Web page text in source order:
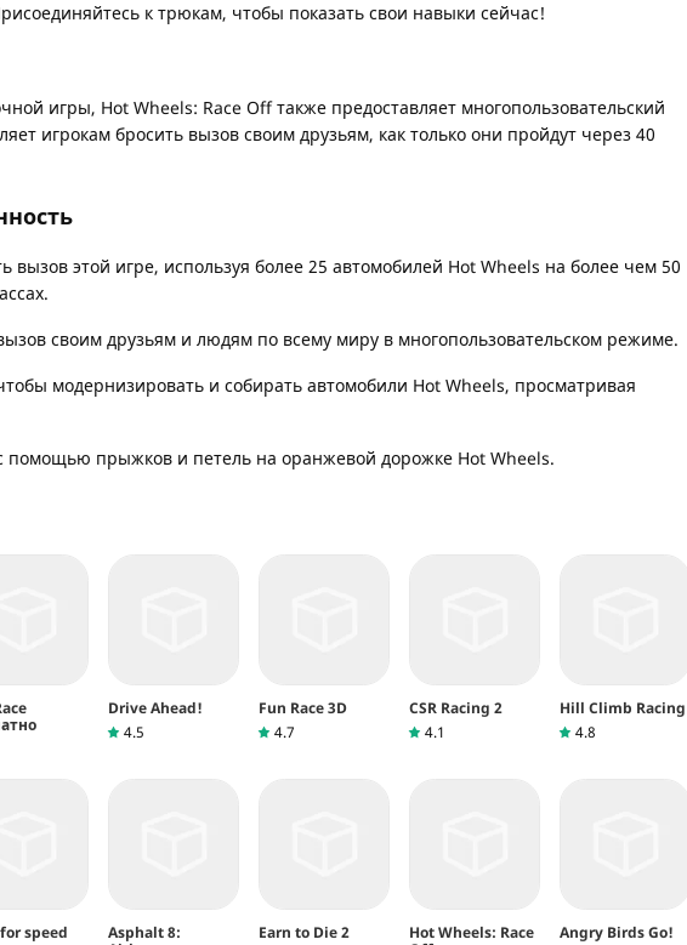
к трюкам, чтобы показать свои навыки сейчас!
игры, Hot Wheels: Race Off также предоставляет многопользовательский
игрокам бросить вызов своим друзьям, как только они пройдут через 40
вызов этой игре, используя более 25 автомобилей Hot Wheels на более чем 50
своим друзьям и людям по всему миру в многопользовательском режиме.
модернизировать и собирать автомобили Hot Wheels, просматривая
прыжков и петель на оранжевой дорожке Hot Wheels.
Drive Ahead!
4.5
Fun Race 3D
4.7
CSR Racing 2
4.1
Hill Climb Racing
4.8
speed
Asphalt 8:
Earn to Die 2
Hot Wheels: Race
Angry Birds Go!